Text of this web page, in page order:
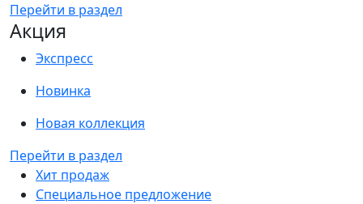
Перейти в раздел
Акция
Экспресс
Новинка
Новая коллекция
Перейти в раздел
Хит продаж
Специальное предложение